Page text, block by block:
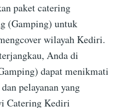
paket catering
(Gamping) untuk
wilayah Kediri.
Anda di
dapat menikmati
pelayanan yang
Catering Kediri